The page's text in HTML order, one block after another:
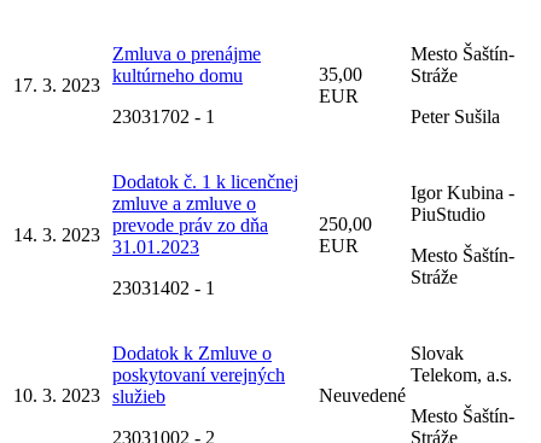
17. 3. 2023
Zmluva o prenájme
kultúrneho domu
23031702 - 1
35,00
EUR
Mesto Šaštín-
Stráže
Peter Sušila
14. 3. 2023
Dodatok č. 1 k licenčnej
zmluve a zmluve o
prevode práv zo dňa
31.01.2023
23031402 - 1
250,00
EUR
Igor Kubina -
PiuStudio
Mesto Šaštín-
Stráže
10. 3. 2023
Dodatok k Zmluve o
poskytovaní verejných
služieb
23031002 - 2
Neuvedené
Slovak
Telekom, a.s.
Mesto Šaštín-
Stráže